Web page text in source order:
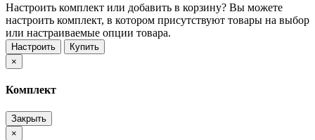
Настроить комплект или добавить в корзину? Вы можете
настроить комплект, в котором присутствуют товары на выбор
или настраиваемые опции товара.
Настроить
Купить
×
Комплект
Закрыть
×